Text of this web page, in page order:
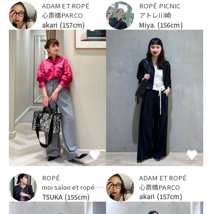
ADAM ET ROPÉ
心斎橋PARCO
akari (157cm)
ROPÉ PICNIC
アトレ川崎
Miya. (156cm)
ROPÉ
moi salon et ropé 京都高島屋
TSUKA (155cm)
ADAM ET ROPÉ
心斎橋PARCO
akari (157cm)